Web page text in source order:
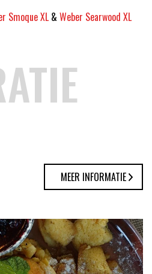
Smoque XL & Weber Searwood XL
MEER INFORMATIE